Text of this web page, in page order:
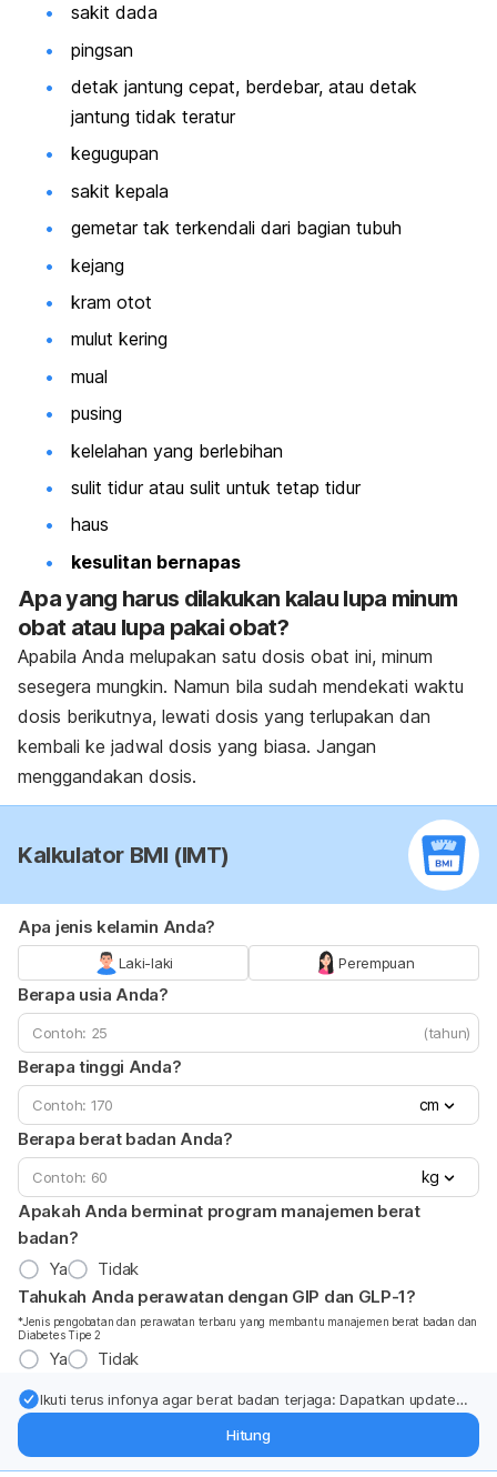
sakit dada
pingsan
detak jantung cepat, berdebar, atau detak
jantung tidak teratur
kegugupan
sakit kepala
gemetar tak terkendali dari bagian tubuh
kejang
kram otot
mulut kering
mual
pusing
kelelahan yang berlebihan
sulit tidur atau sulit untuk tetap tidur
haus
kesulitan bernapas
Apa yang harus dilakukan kalau lupa minum
obat atau lupa pakai obat?
Apabila Anda melupakan satu dosis obat ini, minum
sesegera mungkin. Namun bila sudah mendekati waktu
dosis berikutnya, lewati dosis yang terlupakan dan
kembali ke jadwal dosis yang biasa. Jangan
menggandakan dosis.
Kalkulator BMI (IMT)
Apa jenis kelamin Anda?
Laki-laki Perempuan
Berapa usia Anda?
(tahun)
Berapa tinggi Anda?
cm
Berapa berat badan Anda?
kg
Apakah Anda berminat program manajemen berat
badan?
Ya
Tidak
Tahukah Anda perawatan dengan GIP dan GLP-1?
*Jenis pengobatan dan perawatan terbaru yang membantu manajemen berat badan dan
Diabetes Tipe 2
Ya Tidak
Ikuti terus infonya agar berat badan terjaga: Dapatkan update
Hitung